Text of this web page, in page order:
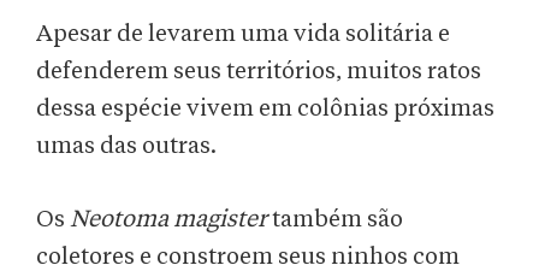
Apesar de levarem uma vida solitária e
defenderem seus territórios, muitos ratos
dessa espécie vivem em colônias próximas
umas das outras.
Os Neotoma magistertambém são
coletores e constroem seus ninhos com